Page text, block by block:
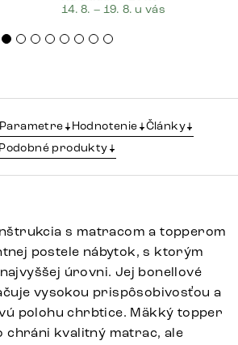
14. 8. – 19. 8. u vás
Parametre Hodnotenie
Články
Podobné produkty
s matracom a topperom
postele nábytok, s ktorým
úrovni. Jej bonellové
vysokou prispôsobivosťou a
polohu chrbtice. Mäkký topper
chráni kvalitný matrac, ale